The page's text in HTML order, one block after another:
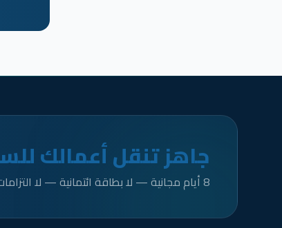
جاهز تنقل أعمالك
8 أيام مجانية — لا بطاقة ائتمانية — لا التزامات